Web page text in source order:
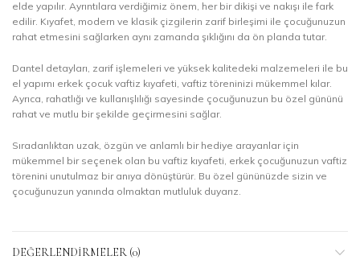
elde yapılır. Ayrıntılara verdiğimiz önem, her bir dikişi ve nakışı ile fark
edilir. Kıyafet, modern ve klasik çizgilerin zarif birleşimi ile çocuğunuzun
rahat etmesini sağlarken aynı zamanda şıklığını da ön planda tutar.
Dantel detayları, zarif işlemeleri ve yüksek kalitedeki malzemeleri ile bu
el yapımı erkek çocuk vaftiz kıyafeti, vaftiz töreninizi mükemmel kılar.
Ayrıca, rahatlığı ve kullanışlılığı sayesinde çocuğunuzun bu özel gününü
rahat ve mutlu bir şekilde geçirmesini sağlar.
Sıradanlıktan uzak, özgün ve anlamlı bir hediye arayanlar için
mükemmel bir seçenek olan bu vaftiz kıyafeti, erkek çocuğunuzun vaftiz
törenini unutulmaz bir anıya dönüştürür. Bu özel gününüzde sizin ve
çocuğunuzun yanında olmaktan mutluluk duyarız.
DEĞERLENDIRMELER (0)